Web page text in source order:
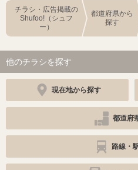
チラシ・広告掲載の
Shufoo!（シュフ
ー）
都道府県から
探す
他のチラシを探す
現在地から探す
都道府
路線・